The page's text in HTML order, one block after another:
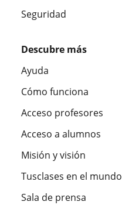
Seguridad
Descubre más
Ayuda
Cómo funciona
Acceso profesores
Acceso a alumnos
Misión y visión
Tusclases en el mundo
Sala de prensa